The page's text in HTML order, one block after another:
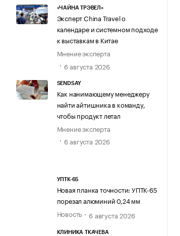
«ЧАЙНА ТРЭВЕЛ»
Эксперт China Travel о
календаре и системном подходе
к выставкам в Китае
Мнение эксперта
6 августа 2026
SENDSAY
Как нанимающему менеджеру
найти айтишника в команду,
чтобы продукт летал
Мнение эксперта
6 августа 2026
УПТК-65
Новая планка точности: УПТК-65
порезал алюминий 0,24 мм
Новость
6 августа 2026
КЛИНИКА ТКАЧЕВА